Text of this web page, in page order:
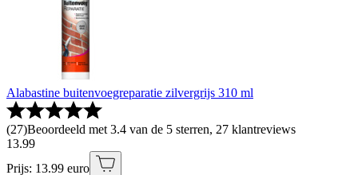
Alabastine buitenvoegreparatie zilvergrijs 310 ml
(27)Beoordeeld met 3.4 van de 5 sterren, 27 klantreviews
13.99
Prijs: 13.99 euro